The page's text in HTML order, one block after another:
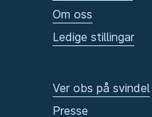
Om oss
Ledige stillingar
Ver obs på svindel
Presse